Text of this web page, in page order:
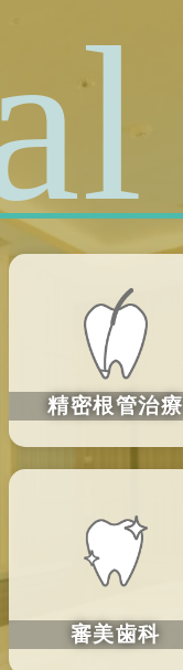
精密根管治療
審美歯科